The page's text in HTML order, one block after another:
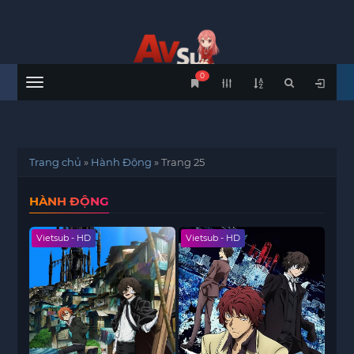
Menu
0
Trang chủ » Hành Động »Trang 25
HÀNH ĐỘNG
Vietsub - HD Vietsub - HD